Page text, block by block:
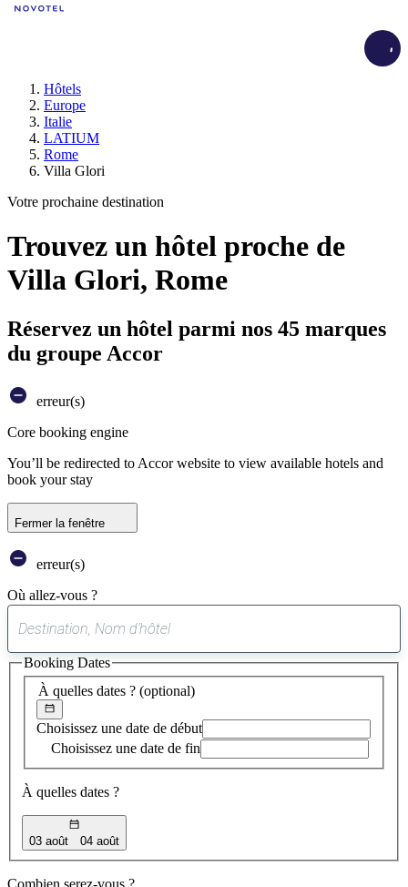
Hôtels
Europe
Italie
LATIUM
Rome
Villa Glori
Votre prochaine destination
Trouvez un hôtel proche de
Villa Glori, Rome
Réservez un hôtel parmi nos 45 marques
du groupe Accor
erreur(s)
Core booking engine
You’ll be redirected to Accor website to view available hotels and
book your stay
Fermer la fenêtre
erreur(s)
Où allez-vous ?
suggestion
trouvée
À quelles dates ? (optional)
Choisissez une date de début
Choisissez une date de fin
À quelles dates ?
03 août 04 août
Booking Dates
Combien serez-vous ?